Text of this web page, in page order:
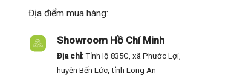
Địa điểm mua hàng:
Showroom Hồ Chí Minh
Địa chỉ: Tỉnh lộ 835C, xã Phước Lợi,
huyện Bến Lức, tỉnh Long An